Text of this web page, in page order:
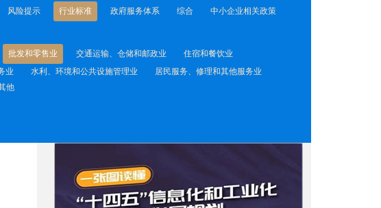
风险提示 行业标准 政府服务体系 综合
中小企业相关政策
批发和零售业 交通运输、仓储和邮政业
住宿和餐饮业
业 水利、环境和公共设施管理业
居民服务、修理和其他服务业
他